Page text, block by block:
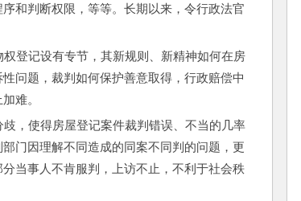
和判断权限，等等。长期以来，令行政法官
登记设有专节，其新规则、新精神如何在房
问题，裁判如何保护善意取得，行政赔偿中
难。
，使得房屋登记案件裁判错误、不当的几率
门因理解不同造成的同案不同判的问题，更
当事人不肯服判，上访不止，不利于社会秩